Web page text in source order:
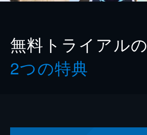
無料トライアルの
2つの特典